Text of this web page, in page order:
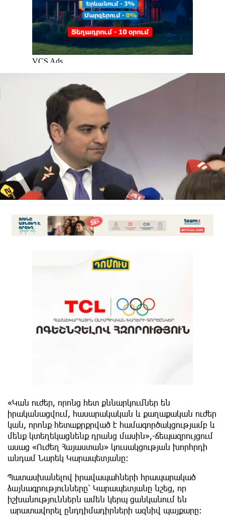
«Կան ուժեր, որոնց հետ քննարկումներ են
իրականացվում, հասարակական և քաղաքական ուժեր
կան, որոնք հետաքրքրված է համագործակցությամբ և
մենք կտեղեկացնենք դրանց մասին»,-ճեպազրույցում
ասաց «Ուժեղ Հայաստան» կուսակցության խորհրդի
անդամ Նարեկ Կարապետյանը։
Պատասխանելով իրավապահների հրապարակած
ձայնագրությունները՝ Կարապետյանը նշեց, որ
իշխանություններն ամեն կերպ ցանկանում են
արատավորել ընդդիմադիրների ազնիվ պայքարը։